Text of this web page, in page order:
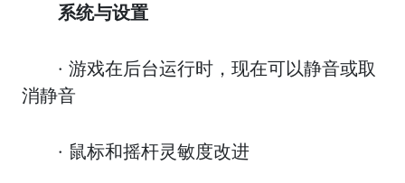
系统与设置
· 游戏在后台运行时，现在可以静音或取
消静音
· 鼠标和摇杆灵敏度改进